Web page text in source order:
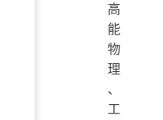
高
能
物
理
、
工